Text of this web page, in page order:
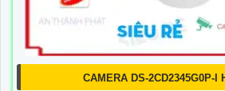
CAMERA DS-2CD2345G0P-I